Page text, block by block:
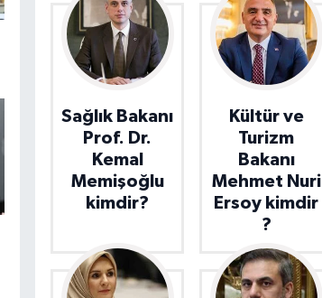
Sağlık Bakanı
Prof. Dr.
Kemal
Memişoğlu
kimdir?
Kültür ve
Turizm
Bakanı
Mehmet Nuri
Ersoy kimdir
?